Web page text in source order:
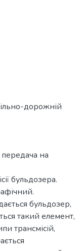
дорожній
передача на
бульдозера.
бульдозер,
такий елемент,
трансмісій,